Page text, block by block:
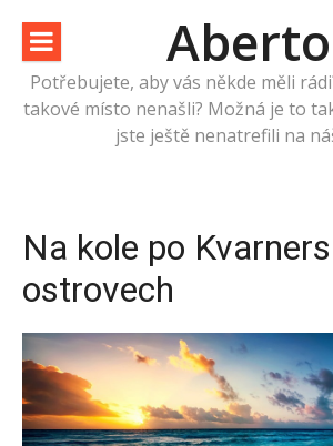
obsah
Aberto
Potřebujete, aby vás někde měli
takové místo nenašli? Možná je to
jste ještě nenatrefili na
Na kole po
ostrovech